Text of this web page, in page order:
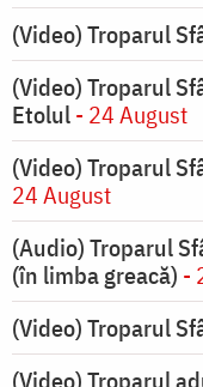
(Video) Troparul
(Video) Troparul
Etolul- 24 August
(Video) Troparul
24 August
(Audio) Troparul
(în limba greacă) -
(Video) Troparul